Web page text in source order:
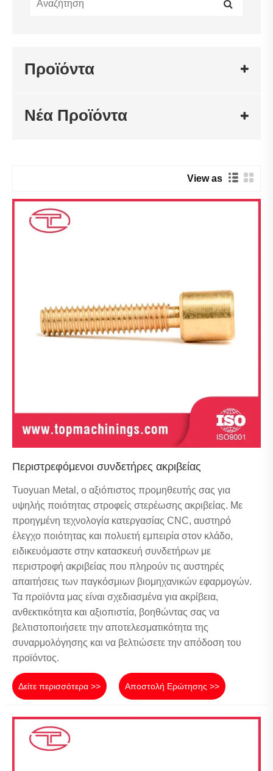
Προϊόντα
Νέα Προϊόντα
View as
Περιστρεφόμενοι συνδετήρες ακριβείας
Tuoyuan Metal, ο αξιόπιστος προμηθευτής σας για
υψηλής ποιότητας στροφείς στερέωσης ακριβείας. Με
προηγμένη τεχνολογία κατεργασίας CNC, αυστηρό
έλεγχο ποιότητας και πολυετή εμπειρία στον κλάδο,
ειδικευόμαστε στην κατασκευή συνδετήρων με
περιστροφή ακριβείας που πληρούν τις αυστηρές
απαιτήσεις των παγκόσμιων βιομηχανικών εφαρμογών.
Τα προϊόντα μας είναι σχεδιασμένα για ακρίβεια,
ανθεκτικότητα και αξιοπιστία, βοηθώντας σας να
βελτιστοποιήσετε την αποτελεσματικότητα της
συναρμολόγησης και να βελτιώσετε την απόδοση του
προϊόντος.
Δείτε περισσότερα >> Αποστολή Ερώτησης >>